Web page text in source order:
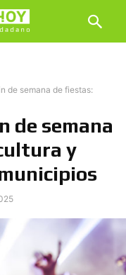
de semana de fiestas:
de semana
y